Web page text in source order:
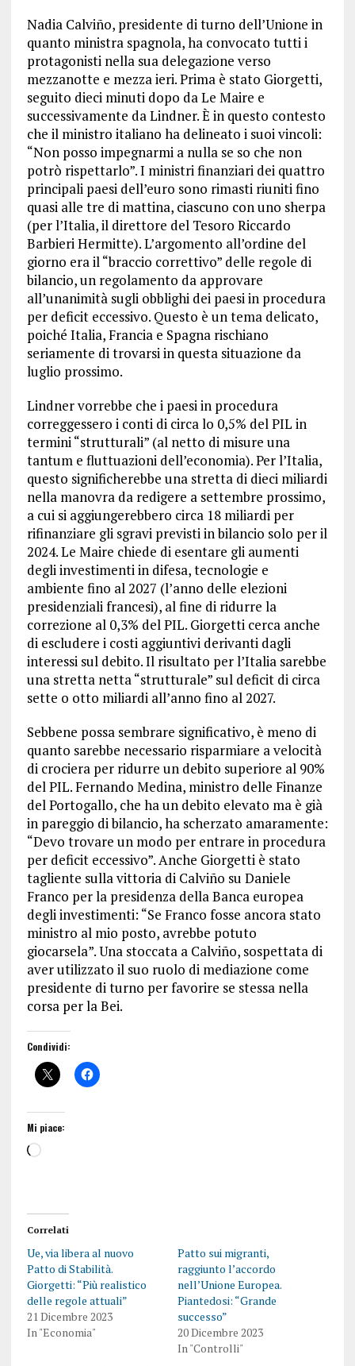
Nadia Calviño, presidente di turno dell’Unione in
quanto ministra spagnola, ha convocato tutti i
protagonisti nella sua delegazione verso
mezzanotte e mezza ieri. Prima è stato Giorgetti,
seguito dieci minuti dopo da Le Maire e
successivamente da Lindner. È in questo contesto
che il ministro italiano ha delineato i suoi vincoli:
“Non posso impegnarmi a nulla se so che non
potrò rispettarlo”. I ministri finanziari dei quattro
principali paesi dell’euro sono rimasti riuniti fino
quasi alle tre di mattina, ciascuno con uno sherpa
(per l’Italia, il direttore del Tesoro Riccardo
Barbieri Hermitte). L’argomento all’ordine del
giorno era il “braccio correttivo” delle regole di
bilancio, un regolamento da approvare
all’unanimità sugli obblighi dei paesi in procedura
per deficit eccessivo. Questo è un tema delicato,
poiché Italia, Francia e Spagna rischiano
seriamente di trovarsi in questa situazione da
luglio prossimo.
Lindner vorrebbe che i paesi in procedura
correggessero i conti di circa lo 0,5% del PIL in
termini “strutturali” (al netto di misure una
tantum e fluttuazioni dell’economia). Per l’Italia,
questo significherebbe una stretta di dieci miliardi
nella manovra da redigere a settembre prossimo,
a cui si aggiungerebbero circa 18 miliardi per
rifinanziare gli sgravi previsti in bilancio solo per il
2024. Le Maire chiede di esentare gli aumenti
degli investimenti in difesa, tecnologie e
ambiente fino al 2027 (l’anno delle elezioni
presidenziali francesi), al fine di ridurre la
correzione al 0,3% del PIL. Giorgetti cerca anche
di escludere i costi aggiuntivi derivanti dagli
interessi sul debito. Il risultato per l’Italia sarebbe
una stretta netta “strutturale” sul deficit di circa
sette o otto miliardi all’anno fino al 2027.
Sebbene possa sembrare significativo, è meno di
quanto sarebbe necessario risparmiare a velocità
di crociera per ridurre un debito superiore al 90%
del PIL. Fernando Medina, ministro delle Finanze
del Portogallo, che ha un debito elevato ma è già
in pareggio di bilancio, ha scherzato amaramente:
“Devo trovare un modo per entrare in procedura
per deficit eccessivo”. Anche Giorgetti è stato
tagliente sulla vittoria di Calviño su Daniele
Franco per la presidenza della Banca europea
degli investimenti: “Se Franco fosse ancora stato
ministro al mio posto, avrebbe potuto
giocarsela”. Una stoccata a Calviño, sospettata di
aver utilizzato il suo ruolo di mediazione come
presidente di turno per favorire se stessa nella
corsa per la Bei.
Condividi:
Mi piace:
Correlati
Ue, via libera al nuovo
Patto di Stabilità.
Giorgetti: “Più realistico
delle regole attuali”
21 Dicembre 2023
In "Economia"
Patto sui migranti,
raggiunto l’accordo
nell’Unione Europea.
Piantedosi: “Grande
successo”
20 Dicembre 2023
In "Controlli"